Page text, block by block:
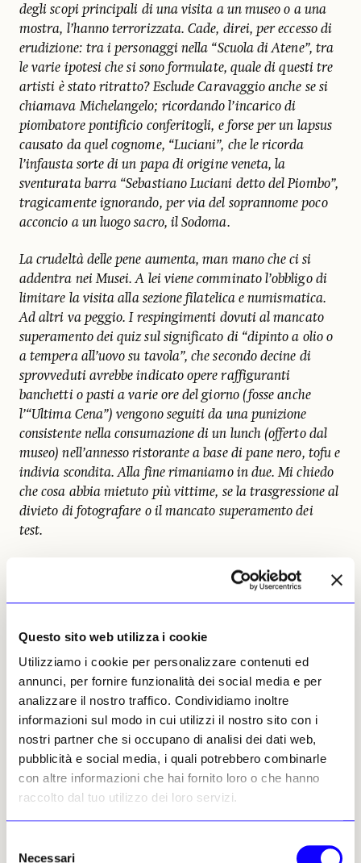
Questo sito web utilizza i cookie
Utilizziamo i cookie per personalizzare contenuti ed
annunci, per fornire funzionalità dei social media e per
analizzare il nostro traffico. Condividiamo inoltre
informazioni sul modo in cui utilizzi il nostro sito con i
nostri partner che si occupano di analisi dei dati web,
pubblicità e social media, i quali potrebbero combinarle
con altre informazioni che hai fornito loro o che hanno
raccolto dal tuo utilizzo dei loro servizi.
Necessari
degli scopi principali di una visita a un museo o a una
mostra, l’hanno terrorizzata. Cade, direi, per eccesso di
erudizione: tra i personaggi nella “Scuola di Atene”, tra
le varie ipotesi che si sono formulate, quale di questi tre
artisti è stato ritratto? Esclude Caravaggio anche se si
chiamava Michelangelo; ricordando l’incarico di
piombatore pontificio conferitogli, e forse per un lapsus
causato da quel cognome, “Luciani”, che le ricorda
l’infausta sorte di un papa di origine veneta, la
sventurata barra “Sebastiano Luciani detto del Piombo”,
tragicamente ignorando, per via del soprannome poco
acconcio a un luogo sacro, il Sodoma.
La crudeltà delle pene aumenta, man mano che ci si
addentra nei Musei. A lei viene comminato l’obbligo di
limitare la visita alla sezione filatelica e numismatica.
Ad altri va peggio. I respingimenti dovuti al mancato
superamento dei quiz sul significato di “dipinto a olio o
a tempera all’uovo su tavola”, che secondo decine di
sprovveduti avrebbe indicato opere raffiguranti
banchetti o pasti a varie ore del giorno (fosse anche
l’“Ultima Cena”) vengono seguiti da una punizione
consistente nella consumazione di un lunch (offerto dal
museo) nell’annesso ristorante a base di pane nero, tofu e
indivia scondita. Alla fine rimaniamo in due. Mi chiedo
che cosa abbia mietuto più vittime, se la trasgressione al
divieto di fotografare o il mancato superamento dei
test.
Se lo chiede forse anche l’altro superstite, uno studente
berlinese di ingegneria che di notte, di nascosto dai suoi
coinquilini e all’insaputa dei suoi genitori, studia storia
insomma, so benissimo che cosa era dipinto sulla volta
della Cappella Sistina prima che Michelangelo vi ponesse
mano perché ho visto un sacco di volte Charlton Eston
digrignare la poderosa mandibola yankee nel polpettone
“Il tormento e l’estasi”, dove un insospettabile Tomas
Milian, non ancora folgorato dall’incontro con Sergio
Sollima e dunque non ancora “Cuchillo” o “il trucido”,
interpretava Raffaello Sanzio. Il giovane Hans-Dieter,
poveretto, al tris di domande su quale di tre pittori fra
Cagnaccio di San Pietro, Bartolomeo Passerotti e
Sistina, forse tratto in inganno dalla non perfetta